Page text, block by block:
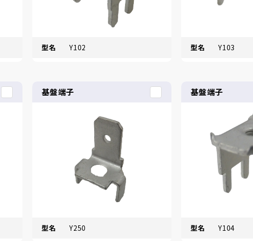
型名 Y102 型名 Y103
基盤端子
型名 Y250
基盤端子
型名 Y104